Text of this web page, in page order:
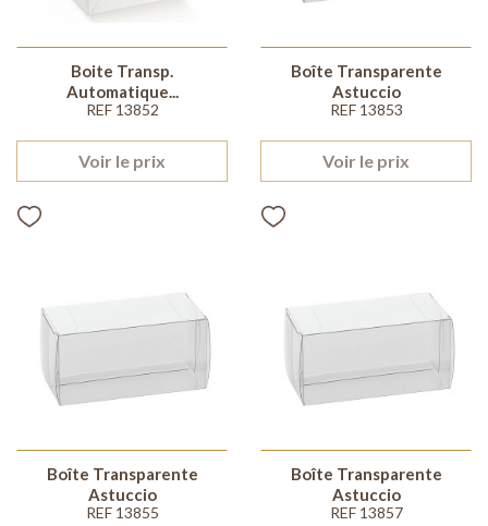
Boite Transp.
Automatique...
REF 13852
Voir le prix
Boîte Transparente
Astuccio
REF 13853
Voir le prix
Boîte Transparente
Astuccio
REF 13855
Boîte Transparente
Astuccio
REF 13857